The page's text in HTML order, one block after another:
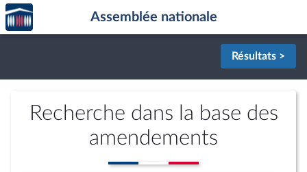
Aller au contenu
Aller en bas de la page
Accèder
à la
page
Assemblée nationale
Résultats >
Recherche dans la base des
amendements